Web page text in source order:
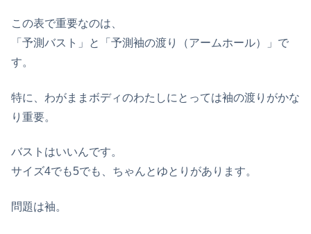
この表で重要なのは、
「予測バスト」と「予測袖の渡り（アームホール）」で
す。
特に、わがままボディのわたしにとっては袖の渡りがかな
り重要。
バストはいいんです。
サイズ4でも5でも、ちゃんとゆとりがあります。
問題は袖。